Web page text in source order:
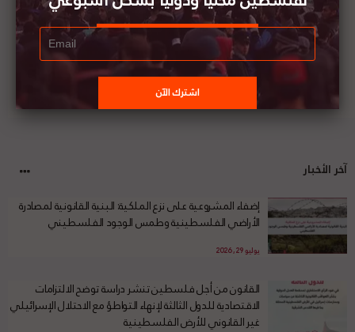
آخر الأخبار
إضفاء المشروعية على نزع الملكية: البنية القانونية لمصادرة
الأراضي الفلسطينية وطمس الوجود الفلسطيني
يوليو 29, 2026
القانون من أجل فلسطين تنشر دراسة توضح الالتزامات
الاقتصادية للدول الثالثة لإنهاء التواطؤ مع الاحتلال الإسرائيلي
غير القانوني للأرض الفلسطينية